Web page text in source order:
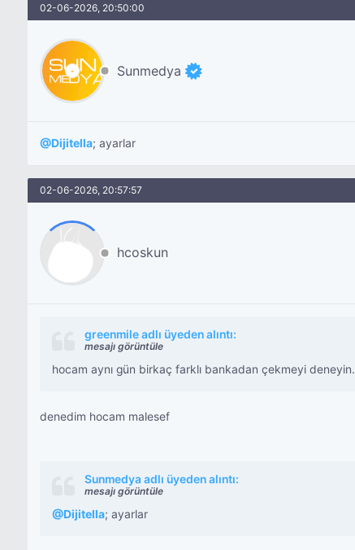
02-06-2026, 20:50:00
Sunmedya
@Dijitella; ayarlar
02-06-2026, 20:57:57
hcoskun
greenmile adlı üyeden alıntı:
mesajı görüntüle
hocam aynı gün birkaç farklı bankadan çekmeyi deneyin.
denedim hocam malesef
Sunmedya adlı üyeden alıntı:
mesajı görüntüle
@Dijitella; ayarlar